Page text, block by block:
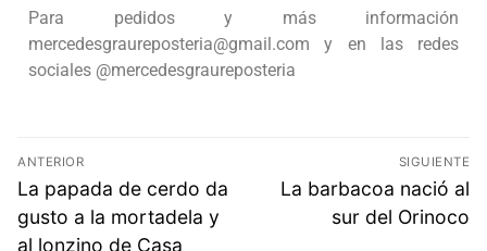
Para pedidos y más información
mercedesgraureposteria@gmail.com y en las redes
sociales @mercedesgraureposteria
ANTERIOR
La papada de cerdo da
gusto a la mortadela y
al lonzino de Casa
SIGUIENTE
La barbacoa nació al
sur del Orinoco